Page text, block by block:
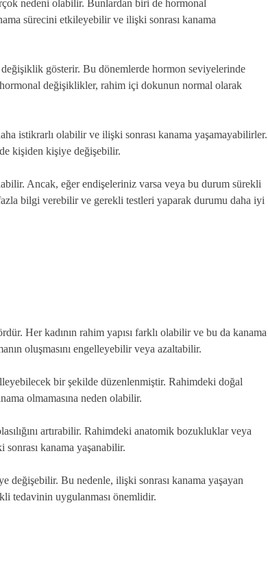
nedeni olabilir. Bunlardan biri de hormonal
sürecini etkileyebilir ve ilişki sonrası kanama
gösterir. Bu dönemlerde hormon seviyelerinde
hormonal değişiklikler, rahim içi dokunun normal olarak
istikrarlı olabilir ve ilişki sonrası kanama yaşamayabilirler.
kişiden kişiye değişebilir.
Ancak, eğer endişeleriniz varsa veya bu durum sürekli
bilgi verebilir ve gerekli testleri yaparak durumu daha iyi
Her kadının rahim yapısı farklı olabilir ve bu da kanama
oluşmasını engelleyebilir veya azaltabilir.
bir şekilde düzenlenmiştir. Rahimdeki doğal
olmamasına neden olabilir.
artırabilir. Rahimdeki anatomik bozukluklar veya
kanama yaşanabilir.
değişebilir. Bu nedenle, ilişki sonrası kanama yaşayan
tedavinin uygulanması önemlidir.